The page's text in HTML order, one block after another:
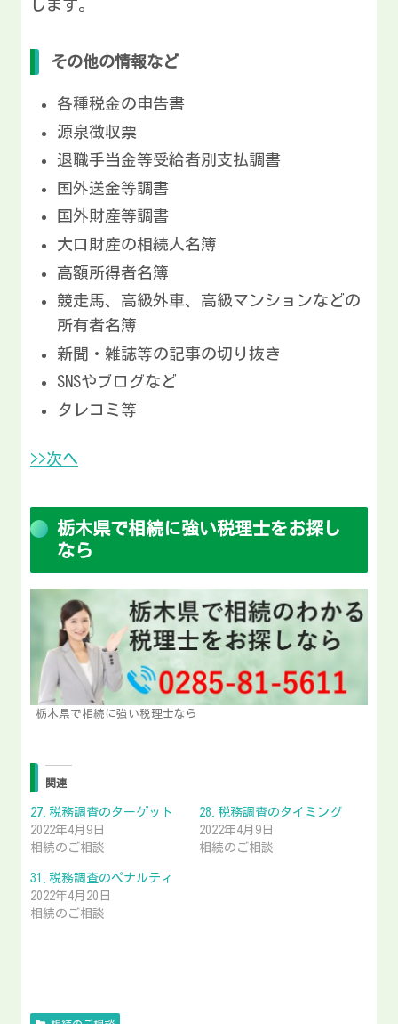
します。
その他の情報など
各種税金の申告書
源泉徴収票
退職手当金等受給者別支払調書
国外送金等調書
国外財産等調書
大口財産の相続人名簿
高額所得者名簿
競走馬、高級外車、高級マンションなどの
所有者名簿
新聞・雑誌等の記事の切り抜き
SNSやブログなど
タレコミ等
>>次へ
栃木県で相続に強い税理士をお探し
なら
栃木県で相続に強い税理士なら
関連
27.税務調査のターゲット
2022年4月9日
相続のご相談
28.税務調査のタイミング
2022年4月9日
相続のご相談
31.税務調査のペナルティ
2022年4月20日
相続のご相談